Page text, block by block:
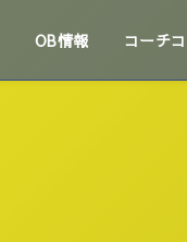
OB情報 コーチ